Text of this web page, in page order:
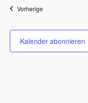
VorherigeVeranstaltungen
Kalender abonnieren